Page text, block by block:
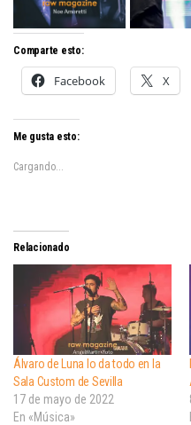
Comparte esto:
Facebook X
Me gusta esto:
Cargando...
Relacionado
Álvaro de Luna lo da todo en la
Sala Custom de Sevilla
17 de mayo de 2022
En «Música»